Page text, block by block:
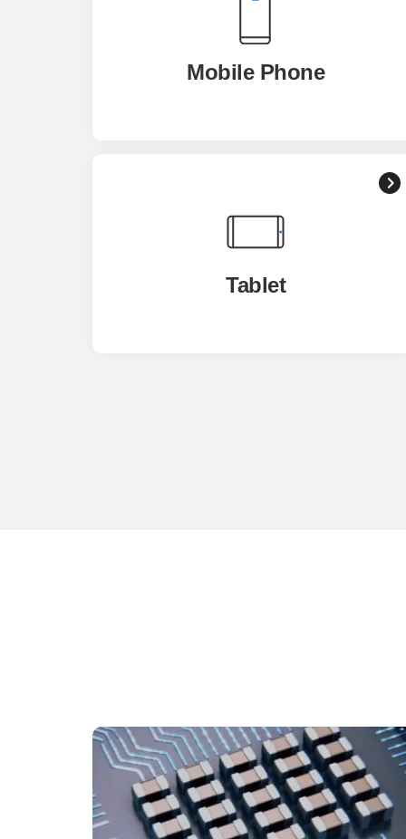
Mobile Phone
Tablet